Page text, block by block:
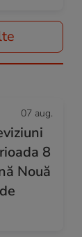
07 aug.
8
Nouă